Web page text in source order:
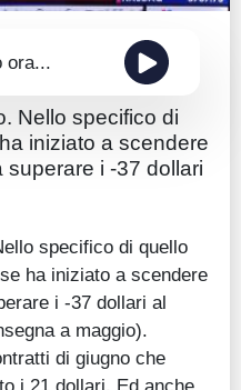
ora...
Nello specifico di
iniziato a scendere
i -37 dollari
specifico di quello
ha iniziato a scendere
i -37 dollari al
a maggio).
di giugno che